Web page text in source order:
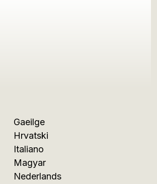
Gaeilge
Hrvatski
Italiano
Magyar
Nederlands